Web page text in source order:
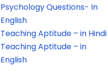
Psychology Questions- In
English
Teaching Aptitude – in Hindi
Teaching Aptitude – in
English